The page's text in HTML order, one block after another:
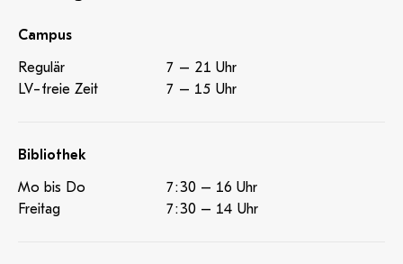
Campus
Regulär
7 – 21 Uhr
LV-freie Zeit
7 – 15 Uhr
Bibliothek
Mo bis Do
7:30 – 16 Uhr
Freitag
7:30 – 14 Uhr